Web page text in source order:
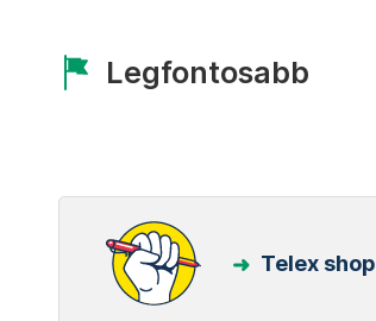
Legfontosabb
Telex shop